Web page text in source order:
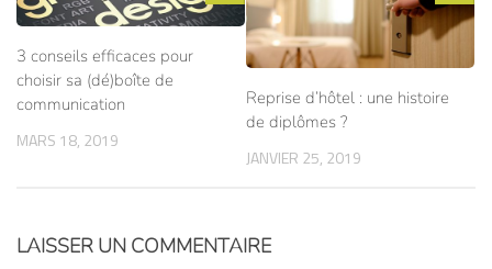
3 conseils efficaces pour
choisir sa (dé)boîte de
communication
MARS 18, 2019
Reprise d’hôtel : une histoire
de diplômes ?
JANVIER 25, 2019
LAISSER UN COMMENTAIRE